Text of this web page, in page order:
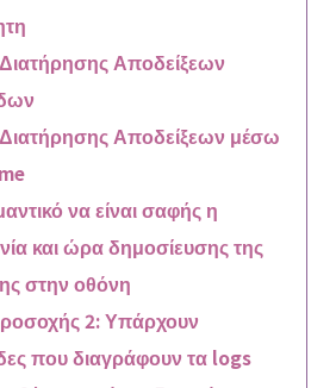
Αποδείξεων
Αποδείξεων μέσω
να είναι σαφής η
και ώρα δημοσίευσης της
στην οθόνη
2: Υπάρχουν
που διαγράφουν τα logs